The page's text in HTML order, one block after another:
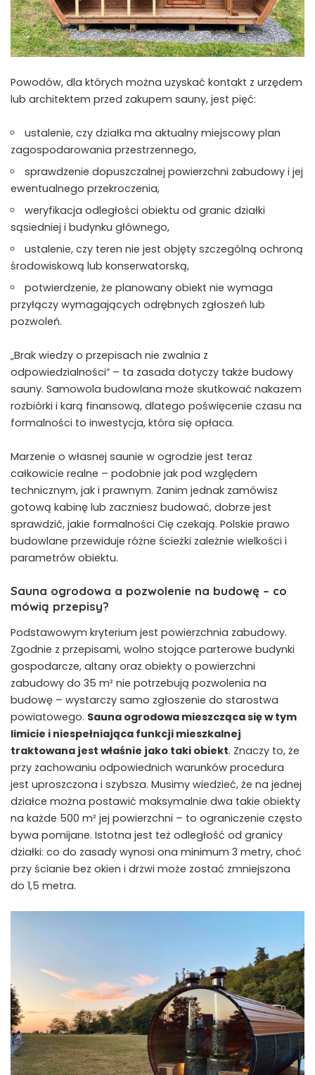
Powodów, dla których można uzyskać kontakt z urzędem
lub architektem przed zakupem sauny, jest pięć:
ustalenie, czy działka ma aktualny miejscowy plan
zagospodarowania przestrzennego,
sprawdzenie dopuszczalnej powierzchni zabudowy i jej
ewentualnego przekroczenia,
weryfikacja odległości obiektu od granic działki
sąsiedniej i budynku głównego,
ustalenie, czy teren nie jest objęty szczególną ochroną
środowiskową lub konserwatorską,
potwierdzenie, że planowany obiekt nie wymaga
przyłączy wymagających odrębnych zgłoszeń lub
pozwoleń.
„Brak wiedzy o przepisach nie zwalnia z
odpowiedzialności” – ta zasada dotyczy także budowy
sauny. Samowola budowlana może skutkować nakazem
rozbiórki i karą finansową, dlatego poświęcenie czasu na
formalności to inwestycja, która się opłaca.
Marzenie o własnej saunie w ogrodzie jest teraz
całkowicie realne – podobnie jak pod względem
technicznym, jak i prawnym. Zanim jednak zamówisz
gotową kabinę lub zaczniesz budować, dobrze jest
sprawdzić, jakie formalności Cię czekają. Polskie prawo
budowlane przewiduje różne ścieżki zależnie wielkości i
parametrów obiektu.
Sauna ogrodowa a pozwolenie na budowę – co
mówią przepisy?
Podstawowym kryterium jest powierzchnia zabudowy.
Zgodnie z przepisami, wolno stojące parterowe budynki
gospodarcze, altany oraz obiekty o powierzchni
zabudowy do 35 m² nie potrzebują pozwolenia na
budowę – wystarczy samo zgłoszenie do starostwa
powiatowego. Sauna ogrodowa mieszcząca się w tym
limicie i niespełniająca funkcji mieszkalnej
traktowana jest właśnie jako taki obiekt. Znaczy to, że
przy zachowaniu odpowiednich warunków procedura
jest uproszczona i szybsza. Musimy wiedzieć, że na jednej
działce można postawić maksymalnie dwa takie obiekty
na każde 500 m² jej powierzchni – to ograniczenie często
bywa pomijane. Istotna jest też odległość od granicy
działki: co do zasady wynosi ona minimum 3 metry, choć
przy ścianie bez okien i drzwi może zostać zmniejszona
do 1,5 metra.